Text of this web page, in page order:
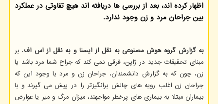
اظهار کرده اند، بعد از بررسی ها دریافته اند هیچ تفاوتی در عملکرد
بین جراحان مرد و زن وجود ندارد.
به گزارش گروه هوش مصنوعی به نقل از ایسنا و به نقل از اس اف، بر
مبنای تحقیقات جدید در ژاپن، فرقی نمی کند که جراح شما مرد باشد یا
زن، چون که به گزارش دانشمندان، جراحان زن و مرد با وجود این که
جراحان زن اغلب رویه های چالش برانگیزتر را در پیش می گیرند و با
بیماران مبتلا به بیماری های پرخطر مواجهند، میزان مرگ و میر یا عوارض